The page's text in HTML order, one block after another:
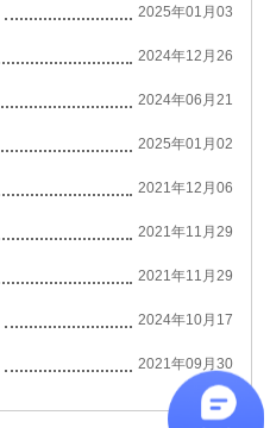
2025年01月03
2024年12月26
2024年06月21
2025年01月02
2021年12月06
2021年11月29
2021年11月29
2024年10月17
2021年09月30